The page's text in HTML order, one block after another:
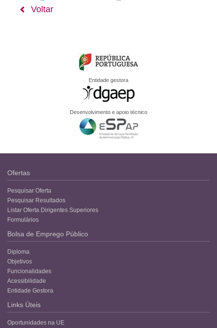
Voltar
Entidade gestora
Desenvolvimento e apoio técnico
Ofertas
Pesquisar Oferta
Pesquisar Resultados
Listar Oferta Dirigentes Superiores
Formulários
Bolsa de Emprego Público
Diploma
Objetivos
Funcionalidades
Acessibilidade
Entidade Gestora
Links Úteis
Oportunidades na UE